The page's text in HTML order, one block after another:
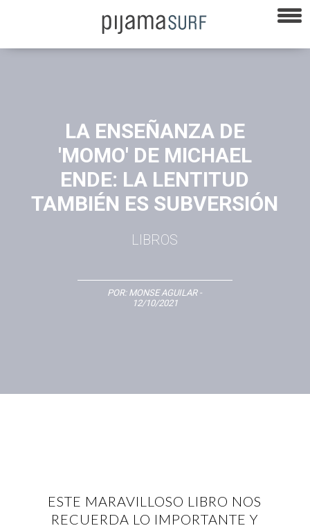
LA ENSEÑANZA DE
'MOMO' DE MICHAEL
ENDE: LA LENTITUD
TAMBIÉN ES SUBVERSIÓN
LIBROS
POR: MONSE AGUILAR-
12/10/2021
ESTE MARAVILLOSO LIBRO NOS
RECUERDA LO IMPORTANTE Y